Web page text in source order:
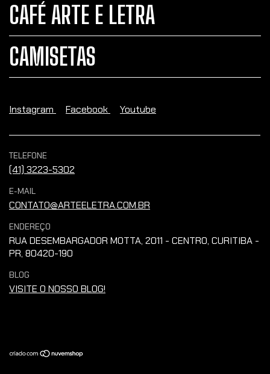
CAFÉ ARTE E LETRA
CAMISETAS
Instagram Facebook Youtube
TELEFONE
(41) 3223-5302
E-MAIL
CONTATO@ARTEELETRA.COM.BR
ENDEREÇO
RUA DESEMBARGADOR MOTTA, 2011 - CENTRO, CURITIBA -
PR, 80420-190
BLOG
VISITE O NOSSO BLOG!